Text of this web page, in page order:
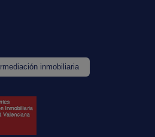
inmobiliaria